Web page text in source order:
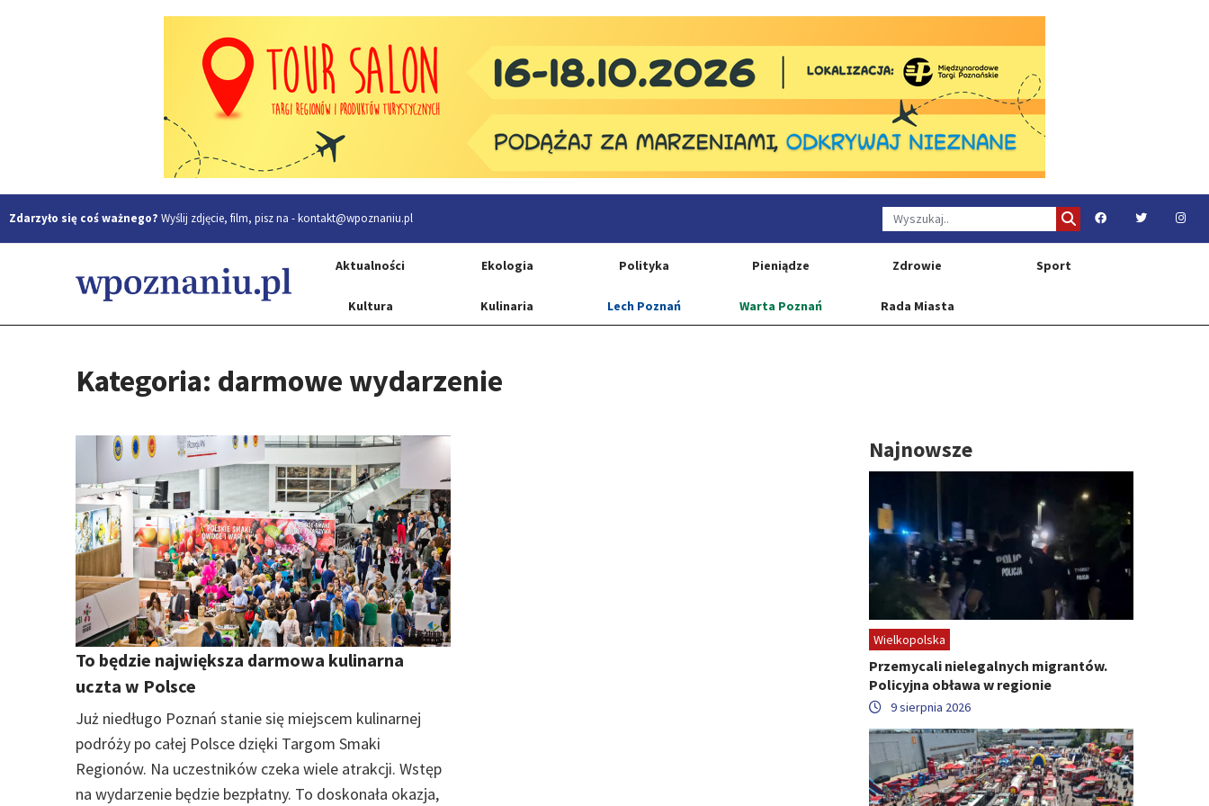
Zdarzyło się coś ważnego? Wyślij zdjęcie, film, pisz na -kontakt@wpoznaniu.pl
Aktualności Ekologia Polityka Pieniądze Zdrowie Sport
Kultura Kulinaria Lech Poznań Warta Poznań Rada Miasta
Kategoria: darmowe wydarzenie
To będzie największa darmowa kulinarna
uczta w Polsce
Już niedługo Poznań stanie się miejscem kulinarnej
podróży po całej Polsce dzięki Targom Smaki
Regionów. Na uczestników czeka wiele atrakcji. Wstęp
na wydarzenie będzie bezpłatny. To doskonała okazja,
Najnowsze
Wielkopolska
Przemycali nielegalnych migrantów.
Policyjna obława w regionie
9 sierpnia 2026